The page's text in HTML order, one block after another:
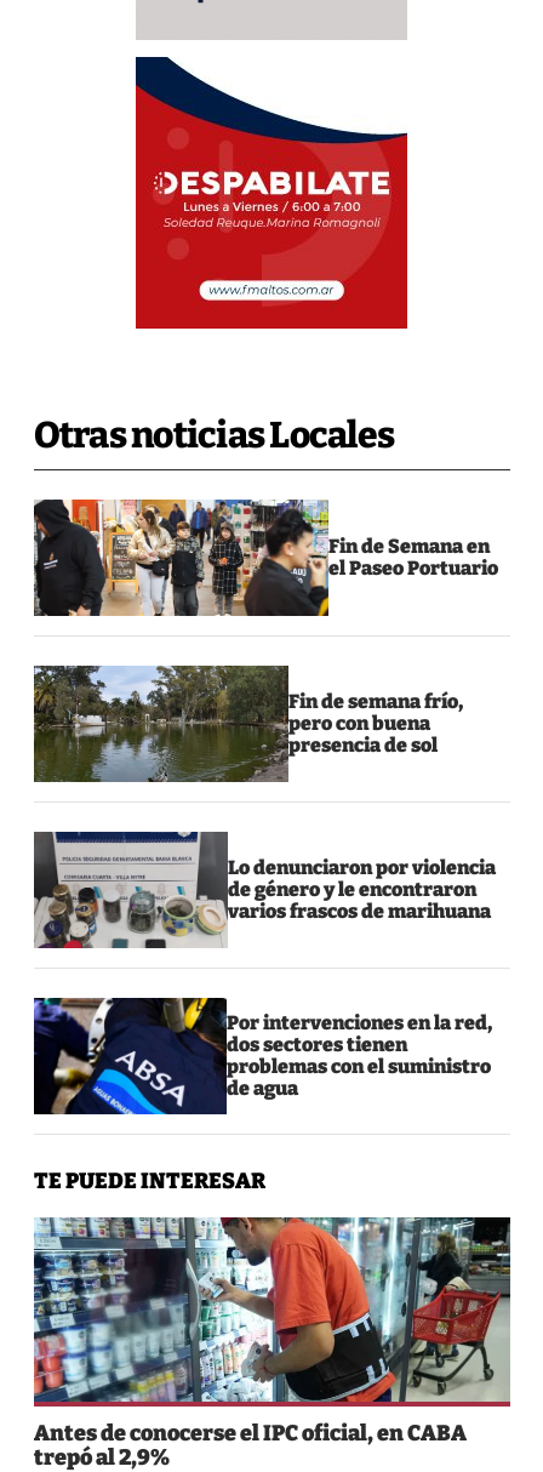
Otras noticias Locales
Fin de Semana en
el Paseo Portuario
Fin de semana frío,
pero con buena
presencia de sol
Lo denunciaron por violencia
de género y le encontraron
varios frascos de marihuana
Por intervenciones en la red,
dos sectores tienen
problemas con el suministro
de agua
TE PUEDE INTERESAR
Antes de conocerse el IPC oficial, en CABA
trepó al 2,9%